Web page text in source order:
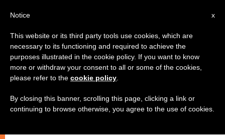
x
Notice
This website or its third party tools use cookies, which are
necessary to its functioning and required to achieve the
purposes illustrated in the cookie policy. If you want to know
more or withdraw your consent to all or some of the cookies,
please refer to the cookie policy
By closing this banner, scrolling this page, clicking a link or
continuing to browse otherwise, you agree to the use of cookies.